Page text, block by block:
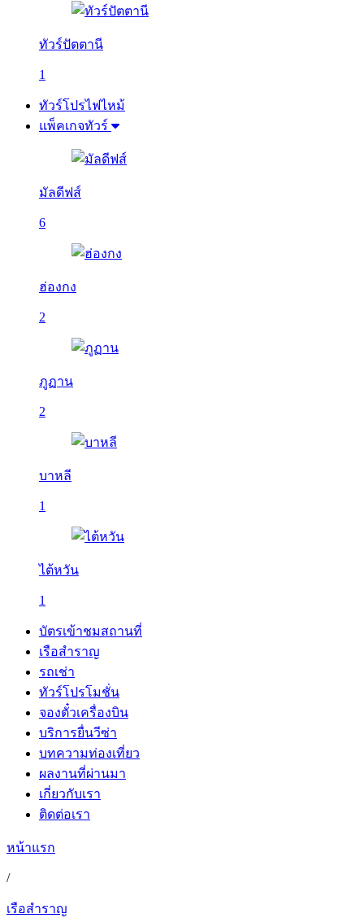
ทัวร์ปัตตานี
1
ทัวร์โปรไฟไหม้
แพ็คเกจทัวร์
มัลดีฟส์
6
ฮ่องกง
2
ภูฏาน
2
บาหลี
1
ไต้หวัน
1
บัตรเข้าชมสถานที่
เรือสำราญ
รถเช่า
ทัวร์โปรโมชั่น
จองตั๋วเครื่องบิน
บริการยื่นวีซ่า
บทความท่องเที่ยว
ผลงานที่ผ่านมา
เกี่ยวกับเรา
ติดต่อเรา
หน้าแรก
/
เรือสำราญ